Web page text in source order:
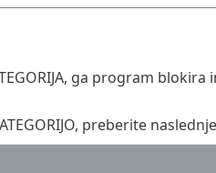
ga program blokira
preberite